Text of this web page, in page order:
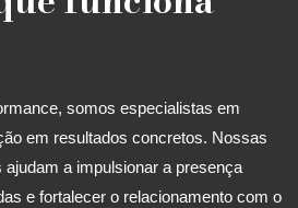
somos especialistas em
em resultados concretos. Nossas
a impulsionar a presença
e fortalecer o relacionamento com o